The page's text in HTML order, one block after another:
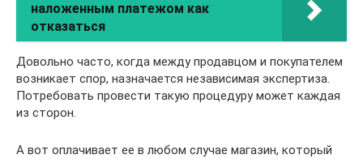
наложенным платежом как
отказаться
Довольно часто, когда между продавцом и покупателем
возникает спор, назначается независимая экспертиза.
Потребовать провести такую процедуру может каждая
из сторон.
А вот оплачивает ее в любом случае магазин, который